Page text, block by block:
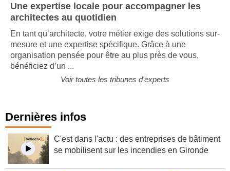
Une expertise locale pour accompagner les
architectes au quotidien
En tant qu’architecte, votre métier exige des solutions sur-
mesure et une expertise spécifique. Grâce à une
organisation pensée pour être au plus près de vous,
bénéficiez d’un ...
Voir toutes les tribunes d'experts
Dernières infos
C'est dans l'actu : des entreprises de bâtiment
se mobilisent sur les incendies en Gironde